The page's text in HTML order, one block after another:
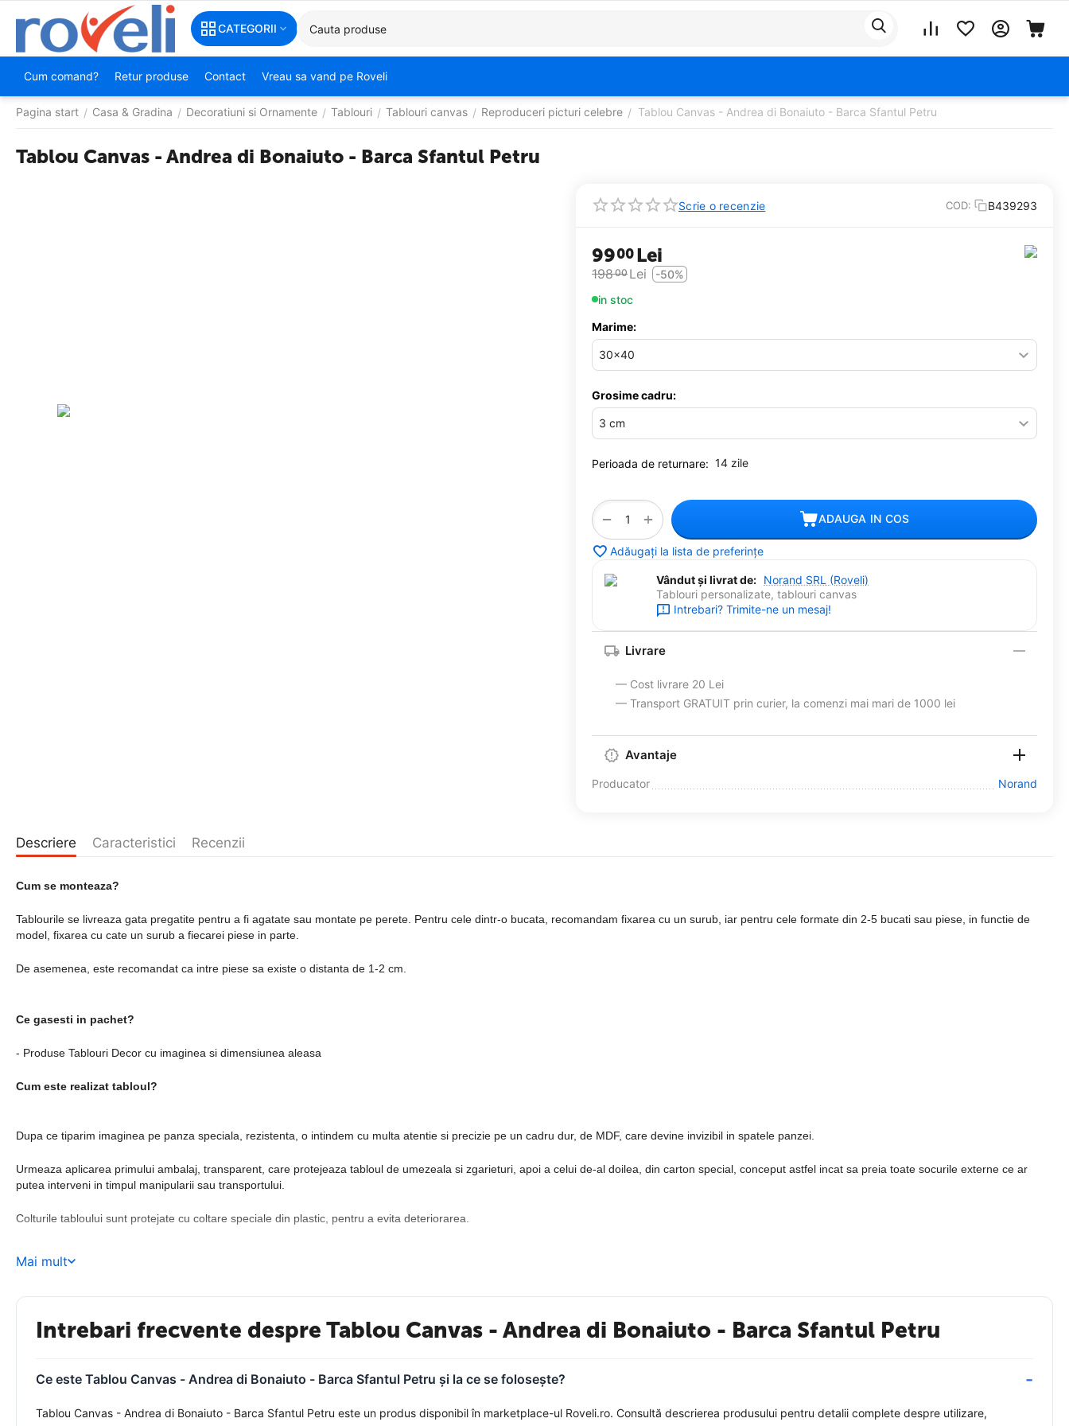
CATEGORII
Cum comand? Retur produse Contact Vreau sa vand pe Roveli
Pagina start / Casa & Gradina / Decoratiuni si Ornamente / Tablouri / Tablouri canvas / Reproduceri picturi celebre / Tablou Canvas - Andrea di Bonaiuto - Barca Sfantul Petru
Tablou Canvas - Andrea di Bonaiuto - Barca Sfantul Petru
Scrie o recenzie COD: B439293
9900 Lei
19800 Lei
-50%
in stoc
Marime:
Grosime cadru:
Perioada de returnare: 14 zile
+
− ADAUGA IN COS
Adăugați la lista de preferințe
Vândut și livrat de: Norand SRL (Roveli)
Tablouri personalizate, tablouri canvas
Intrebari? Trimite-ne un mesaj!
Livrare
— Cost livrare 20 Lei
— Transport GRATUIT prin curier, la comenzi mai mari de 1000 lei
Avantaje
Producator Norand
Descriere Caracteristici Recenzii
Cum se monteaza?
Tablourile se livreaza gata pregatite pentru a fi agatate sau montate pe perete. Pentru cele dintr-o bucata, recomandam fixarea cu un surub, iar pentru cele formate din 2-5 bucati sau piese, in functie de
model, fixarea cu cate un surub a fiecarei piese in parte.
De asemenea, este recomandat ca intre piese sa existe o distanta de 1-2 cm.
Ce gasesti in pachet?
- Produse Tablouri Decor cu imaginea si dimensiunea aleasa
Cum este realizat tabloul?
Dupa ce tiparim imaginea pe panza speciala, rezistenta, o intindem cu multa atentie si precizie pe un cadru dur, de MDF, care devine invizibil in spatele panzei.
Urmeaza aplicarea primului ambalaj, transparent, care protejeaza tabloul de umezeala si zgarieturi, apoi a celui de-al doilea, din carton special, conceput astfel incat sa preia toate socurile externe ce ar
putea interveni in timpul manipularii sau transportului.
Colturile tabloului sunt protejate cu coltare speciale din plastic, pentru a evita deteriorarea.
Detalii de productie:
Panza
timp indelungat claritatea formelor si intensitatea culorilor.
Tiparirea panzei
Echipamentele cu ajutorul carora tiparim panza redau perfect culorile vii, fiind special calibrate pentru acest tip de material, astfel incat rezultatul sa fie unul spectaculos. Mai mult decat atat, sunt prietenoase
Mai mult
Intrebari frecvente despre Tablou Canvas - Andrea di Bonaiuto - Barca Sfantul Petru
Ce este Tablou Canvas - Andrea di Bonaiuto - Barca Sfantul Petru și la ce se folosește?
Tablou Canvas - Andrea di Bonaiuto - Barca Sfantul Petru este un produs disponibil în marketplace-ul Roveli.ro. Consultă descrierea produsului pentru detalii complete despre utilizare,